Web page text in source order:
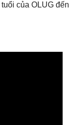
của OLUG đến